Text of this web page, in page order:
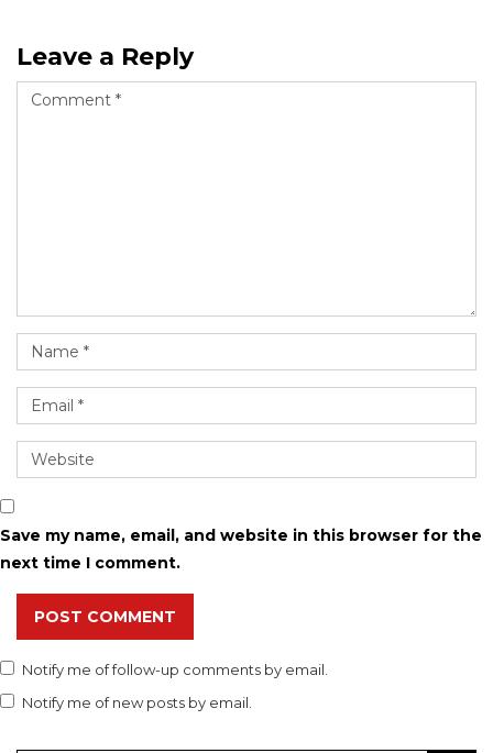
Leave a Reply
Save my name, email, and website in this browser for the
next time I comment.
POST COMMENT
Notify me of follow-up comments by email.
Notify me of new posts by email.